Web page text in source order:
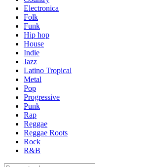
Electronica
Folk
Funk
Hip hop
House
Indie
Jazz
Latino Tropical
Metal
Pop
Progressive
Punk
Rap
Reggae
Reggae Roots
Rock
R&B